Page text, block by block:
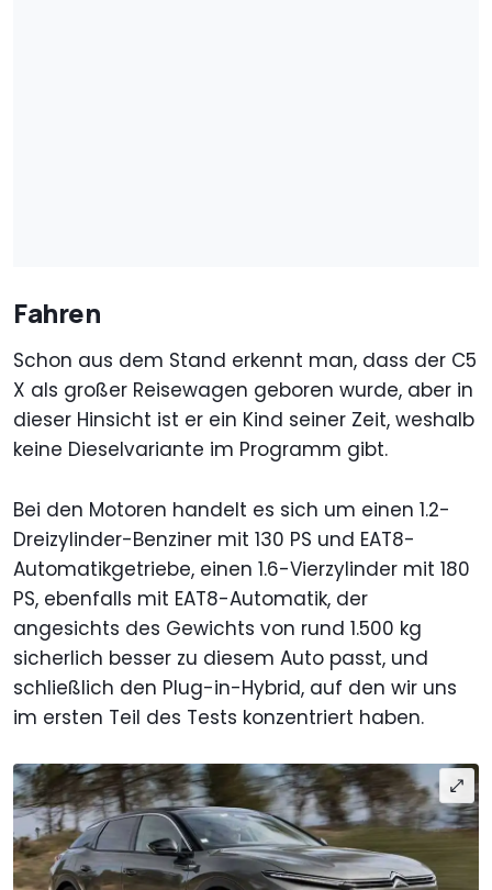
Fahren
Schon aus dem Stand erkennt man, dass der C5
X als großer Reisewagen geboren wurde, aber in
dieser Hinsicht ist er ein Kind seiner Zeit, weshalb
keine Dieselvariante im Programm gibt.
Bei den Motoren handelt es sich um einen 1.2-
Dreizylinder-Benziner mit 130 PS und EAT8-
Automatikgetriebe, einen 1.6-Vierzylinder mit 180
PS, ebenfalls mit EAT8-Automatik, der
angesichts des Gewichts von rund 1.500 kg
sicherlich besser zu diesem Auto passt, und
schließlich den Plug-in-Hybrid, auf den wir uns
im ersten Teil des Tests konzentriert haben.